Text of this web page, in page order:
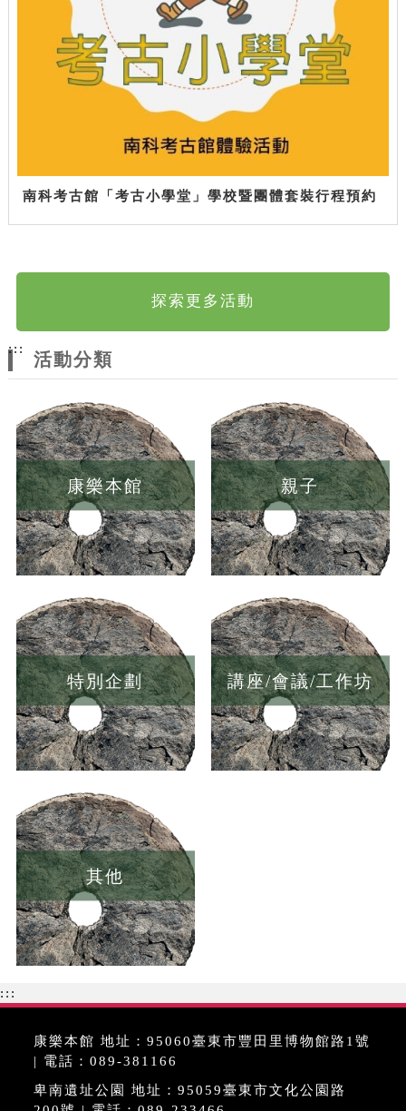
南科考古館「考古小學堂」學校暨團體套裝行程預約
探索更多活動
:::
活動分類
康樂本館 親子
特別企劃 講座/會議/工作坊
其他
:::
康樂本館 地址：95060臺東市豐田里博物館路1號
| 電話：089-381166
卑南遺址公園 地址：95059臺東市文化公園路